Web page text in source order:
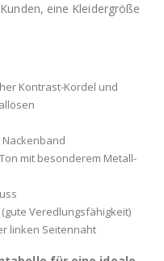
eine Kleidergröße
Kontrast-Kordel und
mit besonderem Metall-
Veredlungsfähigkeit)
linken Seitennaht